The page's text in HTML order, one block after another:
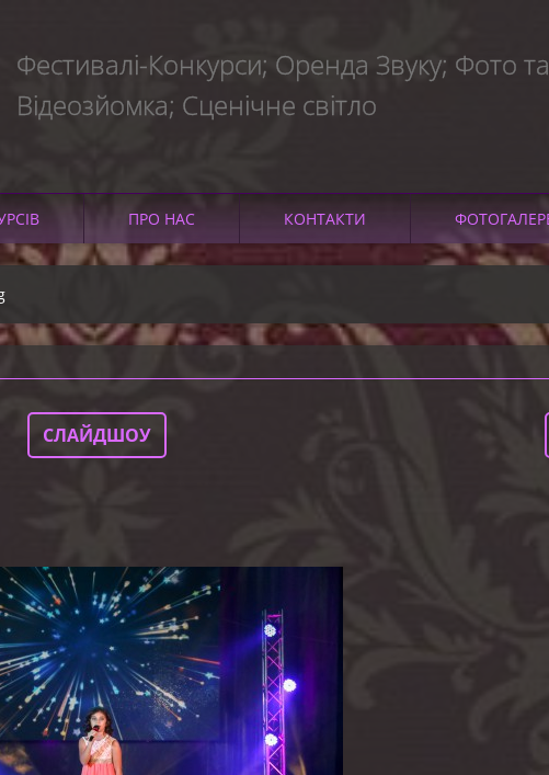
Фестивалі-Конкурси; Оренда Звуку; Фото та
Відеозйомка; Сценічне світло
ПРО НАС КОНТАКТИ
СЛАЙДШОУ